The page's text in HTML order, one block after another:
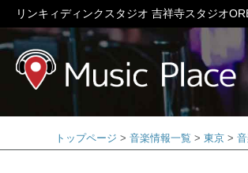
リンキィディンクスタジオ 吉祥寺スタジオ
トップページ 音楽情報一覧 東京